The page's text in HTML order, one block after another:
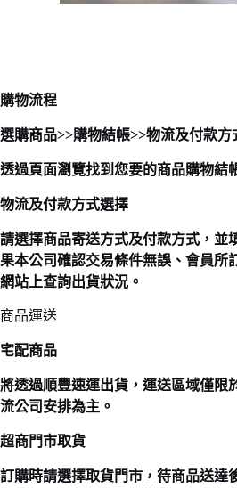
購物流程
選購商品>>購物結帳>>物流及付款
透過頁面瀏覽找到您要的商品購物結
物流及付款方式選擇
請選擇商品寄送方式及付款方式，並
果本公司確認交易條件無誤、會員所
網站上查詢出貨狀況。
商品運送
宅配商品
將透過順豐速運出貨，運送區域僅限
流公司安排為主。
超商門市取貨
訂購時請選擇取貨門市，待商品送達